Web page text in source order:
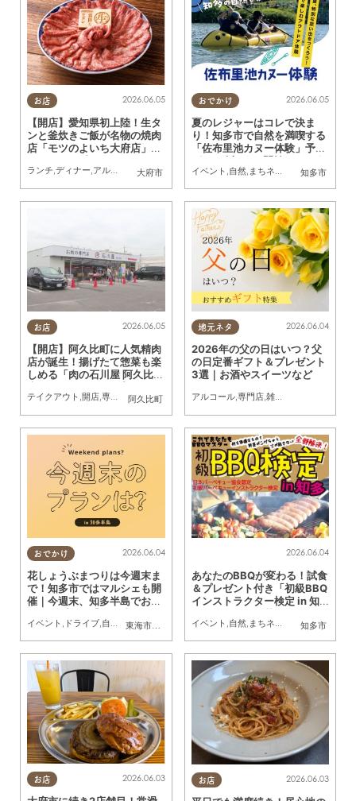
お店
大府市
2026.06.05
【開店】愛知県初上陸！生タ
ンと釜炊きご飯が名物の焼肉
店「モツのよいち大府店」6/
21(日)オープン
ランチ,ディナー,アルコール ,開店,専門店 まちネタ, 家族,KURUTOHP
おでかけ
知多市
2026.06.05
夏のレジャーはコレで決ま
り！知多市で自然を満喫する
「佐布里池カヌー体験」予約
が6/12(金)より開始／ちたま
る広告
イベント 自然, まちネタ ちたまる広告
お店
阿久比町
2026.06.05
【開店】阿久比町に人気精肉
店が誕生！揚げたて惣菜も楽
しめる「肉の石川屋 阿久比
テイクアウト ,開店,専門店 ,まちネタ
地元ネタ 2026.06.04
2026年の父の日はいつ？父
の日定番ギフト＆プレゼント
3選｜お酒やスイーツなど
アルコール,専門店,雑貨
おでかけ
東海市
, 知多市 東浦町,半田市,美浜町
2026.06.04
花しょうぶまつりは今週末ま
で！知多市ではマルシェも開
催｜今週末、知多半島でおす
(日)】
イベント , ドライブ,自然 まちネタ 季節ネタ,親子,家族 知多市
2026.06.04
あなたのBBQが変わる！試食
＆プレゼント付き「初級BBQ
インストラクター検定 in 知
公園で6/21(日)開催／ちたま
る広告
イベント ,自然, まちネタ 季節ネタ,ちたま
お店 2026.06.03 お店 2026.06.03